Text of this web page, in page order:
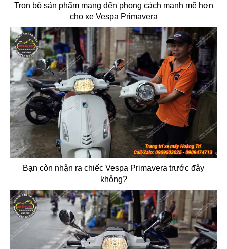
Trọn bộ sản phẩm mang đến phong cách mạnh mẽ hơn
cho xe Vespa Primavera
Bạn còn nhận ra chiếc Vespa Primavera trước đây
không?